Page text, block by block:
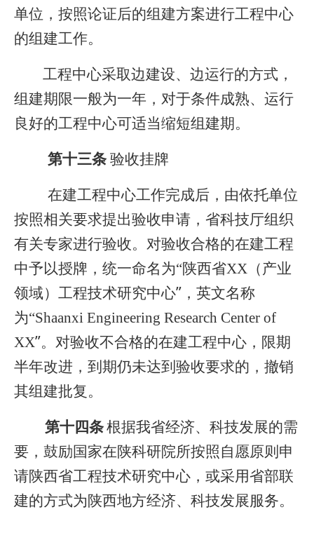
单位，按照论证后的组建方案进行工程中心
的组建工作。
工程中心采取边建设、边运行的方式，
组建期限一般为一年，对于条件成熟、运行
良好的工程中心可适当缩短组建期。
第十三条 验收挂牌
在建工程中心工作完成后，由依托单位
按照相关要求提出验收申请，省科技厅组织
有关专家进行验收。对验收合格的在建工程
中予以授牌， 统一命名为“陕西省XX （产业
领域）工程技术研究中心” ，英文名称
为“Shaanxi Engineering Research Center of
XX”。 对验收不合格的在建工程中心，限期
半年改进，到期仍未达到验收要求的，撤销
其组建批复。
第十四条根据我省经济、科技发展的需
要，鼓励国家在陕科研院所按照自愿原则申
请陕西省工程技术研究中心，或采用省部联
建的方式为陕西地方经济、科技发展服务。